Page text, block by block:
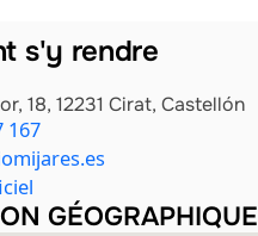
s'y rendre
18, 12231 Cirat, Castellón
167
GÉOGRAPHIQUE